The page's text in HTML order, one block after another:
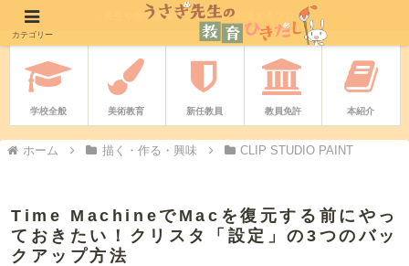
－ 先生や教職志望者をやさしく応援するブログ －
学校全般 美術教育 新任教員 教員免許 本紹介
ホーム 描く・作る・興味 CLIP STUDIO PAINT
Time MachineでMacを復元する前にやっ
ておきたい！クリスタ「設定」の3つのバッ
クアップ方法
カテゴリー